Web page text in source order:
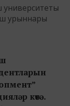
көтә.